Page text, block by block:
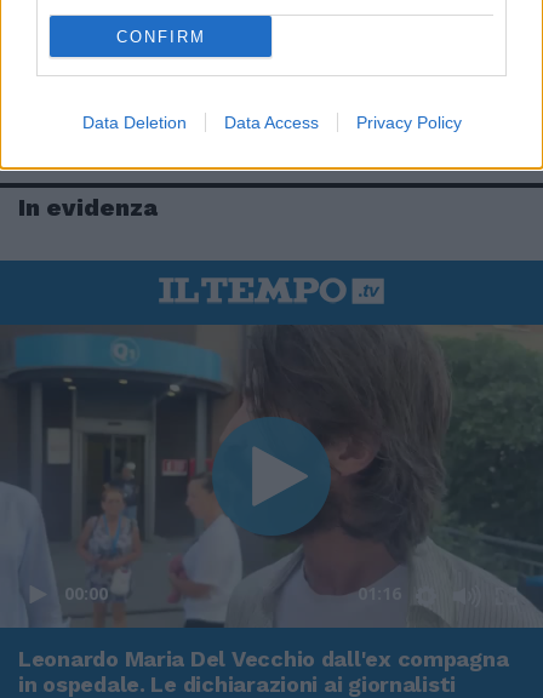
CONFIRM
Data Deletion Data Access Privacy Policy
In evidenza
00:00 01:16
Leonardo Maria Del Vecchio dall'ex compagna
in ospedale. Le dichiarazioni ai giornalisti